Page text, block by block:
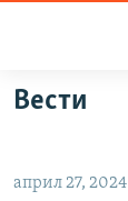
Оди
наВести
април 27, 2024